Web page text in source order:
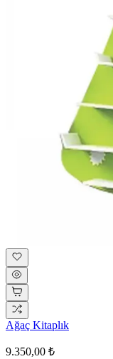
Ağaç Kitaplık
9.350,00 ₺